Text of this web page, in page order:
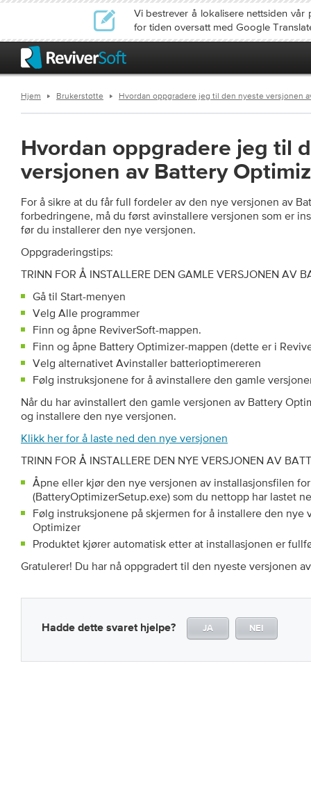
Vi bestrever å lokalisere nettsiden
for tiden oversatt med Google
Hjem Brukerstøtte Hvordan oppgradere jeg til den nyeste versjonen
Hvordan oppgradere jeg til
versjonen av Battery
For å sikre at du får full fordeler av den nye versjonen av
forbedringene, må du først avinstallere versjonen som er
før du installerer den nye versjonen.
Oppgraderingstips:
TRINN FOR Å INSTALLERE DEN GAMLE VERSJONEN AV
Gå til Start-menyen
Velg Alle programmer
Finn og åpne ReviverSoft-mappen.
Finn og åpne Battery Optimizer-mappen (dette er i
Velg alternativet Avinstaller batterioptimereren
Følg instruksjonene for å avinstallere den gamle
Når du har avinstallert den gamle versjonen av Battery
og installere den nye versjonen.
Klikk her for å laste ned den nye versjonen
TRINN FOR Å INSTALLERE DEN NYE VERSJONEN AV
Åpne eller kjør den nye versjonen av installasjonsfilen
(BatteryOptimizerSetup.exe) som du nettopp har lastet
Følg instruksjonene på skjermen for å installere den nye
Optimizer
Produktet kjører automatisk etter at installasjonen er
Gratulerer! Du har nå oppgradert til den nyeste versjonen
Hadde dette svaret hjelpe? JA NEI